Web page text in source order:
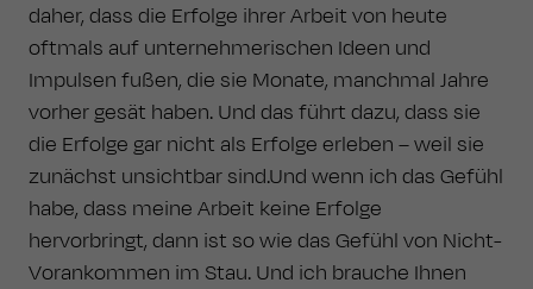
daher, dass die Erfolge ihrer Arbeit von heute
oftmals auf unternehmerischen Ideen und
Impulsen fußen, die sie Monate, manchmal Jahre
vorher gesät haben. Und das führt dazu, dass sie
die Erfolge gar nicht als Erfolge erleben – weil sie
zunächst unsichtbar sind.Und wenn ich das Gefühl
habe, dass meine Arbeit keine Erfolge
hervorbringt, dann ist so wie das Gefühl von Nicht-
Vorankommen im Stau. Und ich brauche Ihnen